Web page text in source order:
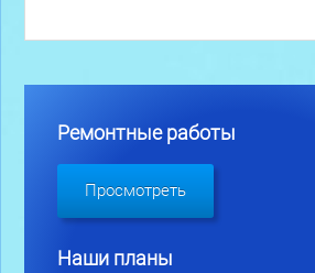
Ремонтные работы
Просмотреть
Наши планы